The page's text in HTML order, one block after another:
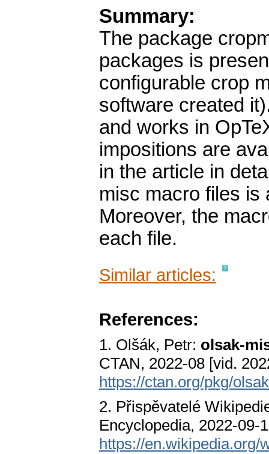
Summary:
The package
packages is
configurable crop
software created
and works in
impositions are
in the article in
misc macro files is
Moreover, the
each file.
Similar articles:
References:
1. Olšák, Petr: olsak-
CTAN, 2022-08 [vid.
https://ctan.org/pkg/
2. Přispěvatelé
Encyclopedia, 2022-09-
https://en.wikipedia.org/